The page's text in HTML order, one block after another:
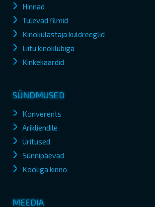
Hinnad
Tulevad filmid
Kinokülastaja kuldreeglid
Liitu kinoklubiga
Kinkekaardid
SÜNDMUSED
Konverents
Ärikliendile
Üritused
Sünnipäevad
Kooliga kinno
MEEDIA